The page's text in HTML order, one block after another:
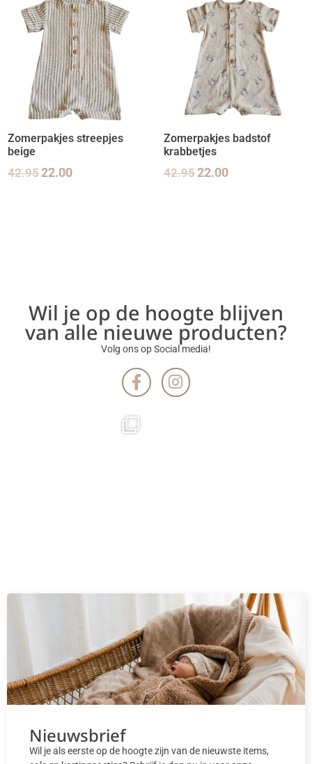
Zomerpakjes streepjes
beige
42.9522.00
Zomerpakjes badstof
krabbetjes
42.9522.00
Wil je op de hoogte blijven
van alle nieuwe producten?
Volg ons op Social media!
Nieuwsbrief
Wil je als eerste op de hoogte zijn van de nieuwste items,